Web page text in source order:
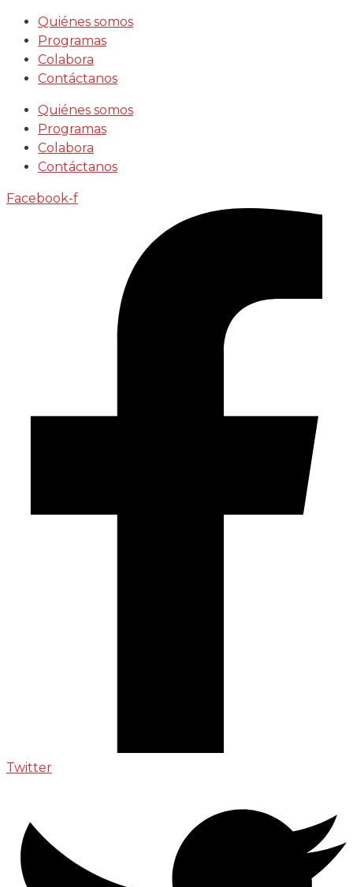
Saltar
contenido
Quiénes somos
Programas
Colabora
Contáctanos
Quiénes somos
Programas
Colabora
Contáctanos
Facebook-f
Twitter